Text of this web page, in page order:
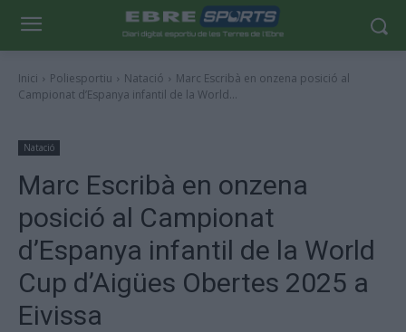
Inici Poliesportiu Natació
Marc Escribà en onzena posició al
Campionat d’Espanya infantil de la World...
Natació
Marc Escribà en onzena
posició al Campionat
d’Espanya infantil de la World
Cup d’Aigües Obertes 2025 a
Eivissa